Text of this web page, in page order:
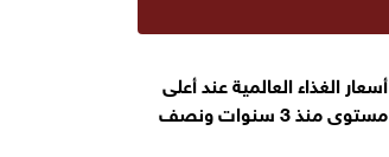
أسعار الغذاء العالمية عند أعلى
مستوى منذ 3 سنوات ونصف